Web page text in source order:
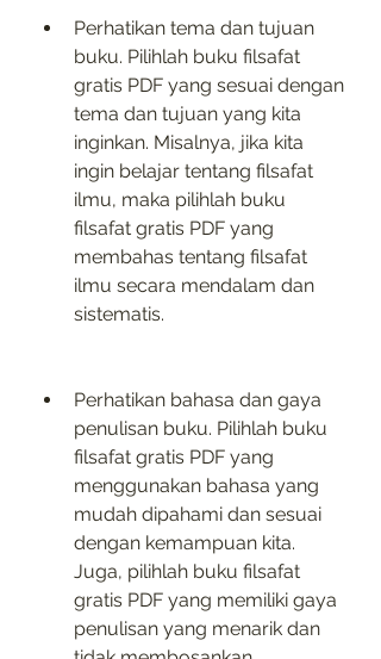
Perhatikan tema dan tujuan
buku. Pilihlah buku filsafat
gratis PDF yang sesuai dengan
tema dan tujuan yang kita
inginkan. Misalnya, jika kita
ingin belajar tentang filsafat
ilmu, maka pilihlah buku
filsafat gratis PDF yang
membahas tentang filsafat
ilmu secara mendalam dan
sistematis.
Perhatikan bahasa dan gaya
penulisan buku. Pilihlah buku
filsafat gratis PDF yang
menggunakan bahasa yang
mudah dipahami dan sesuai
dengan kemampuan kita.
Juga, pilihlah buku filsafat
gratis PDF yang memiliki gaya
penulisan yang menarik dan